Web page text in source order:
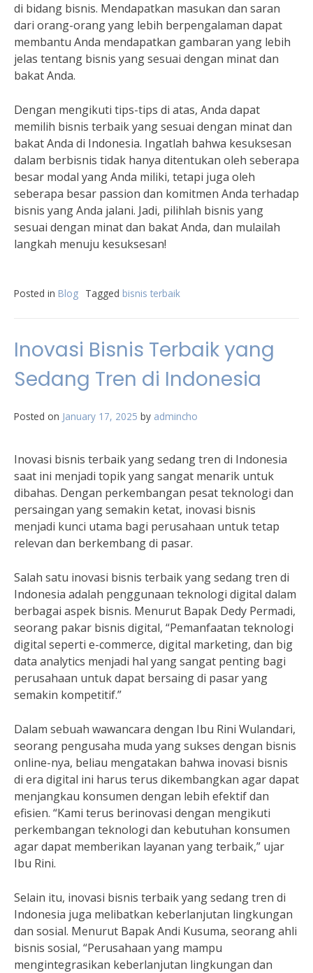
di bidang bisnis. Mendapatkan masukan dan saran
dari orang-orang yang lebih berpengalaman dapat
membantu Anda mendapatkan gambaran yang lebih
jelas tentang bisnis yang sesuai dengan minat dan
bakat Anda.
Dengan mengikuti tips-tips di atas, Anda dapat
memilih bisnis terbaik yang sesuai dengan minat dan
bakat Anda di Indonesia. Ingatlah bahwa kesuksesan
dalam berbisnis tidak hanya ditentukan oleh seberapa
besar modal yang Anda miliki, tetapi juga oleh
seberapa besar passion dan komitmen Anda terhadap
bisnis yang Anda jalani. Jadi, pilihlah bisnis yang
sesuai dengan minat dan bakat Anda, dan mulailah
langkah menuju kesuksesan!
Posted in Blog Tagged bisnis terbaik
Inovasi Bisnis Terbaik yang
Sedang Tren di Indonesia
Posted on January 17, 2025 by admincho
Inovasi bisnis terbaik yang sedang tren di Indonesia
saat ini menjadi topik yang sangat menarik untuk
dibahas. Dengan perkembangan pesat teknologi dan
persaingan yang semakin ketat, inovasi bisnis
menjadi kunci utama bagi perusahaan untuk tetap
relevan dan berkembang di pasar.
Salah satu inovasi bisnis terbaik yang sedang tren di
Indonesia adalah penggunaan teknologi digital dalam
berbagai aspek bisnis. Menurut Bapak Dedy Permadi,
seorang pakar bisnis digital, “Pemanfaatan teknologi
digital seperti e-commerce, digital marketing, dan big
data analytics menjadi hal yang sangat penting bagi
perusahaan untuk dapat bersaing di pasar yang
semakin kompetitif.”
Dalam sebuah wawancara dengan Ibu Rini Wulandari,
seorang pengusaha muda yang sukses dengan bisnis
online-nya, beliau mengatakan bahwa inovasi bisnis
di era digital ini harus terus dikembangkan agar dapat
menjangkau konsumen dengan lebih efektif dan
efisien. “Kami terus berinovasi dengan mengikuti
perkembangan teknologi dan kebutuhan konsumen
agar dapat memberikan layanan yang terbaik,” ujar
Ibu Rini.
Selain itu, inovasi bisnis terbaik yang sedang tren di
Indonesia juga melibatkan keberlanjutan lingkungan
dan sosial. Menurut Bapak Andi Kusuma, seorang ahli
bisnis sosial, “Perusahaan yang mampu
mengintegrasikan keberlanjutan lingkungan dan